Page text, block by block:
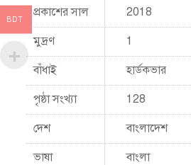
প্রকাশের সাল 2018
মুদ্রণ 1
বাঁধাই হার্ডকভার
পৃষ্ঠা সংখ্যা 128
দেশ বাংলাদেশ
ভাষা বাংলা
BDT